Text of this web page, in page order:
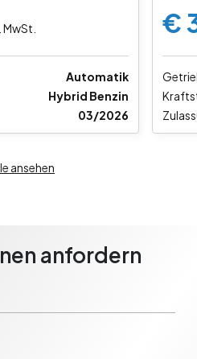
MwSt.
Automatik
Hybrid Benzin
03/2026
€
ansehen
anfordern